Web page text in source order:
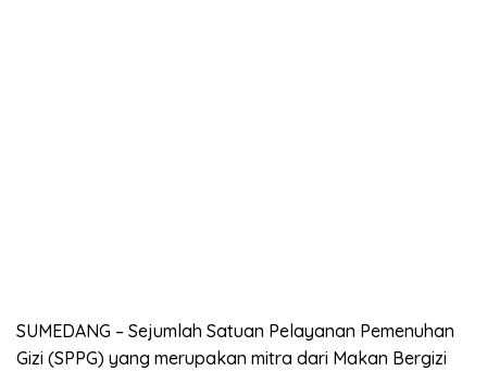
SUMEDANG – Sejumlah Satuan Pelayanan Pemenuhan
Gizi (SPPG) yang merupakan mitra dari Makan Bergizi